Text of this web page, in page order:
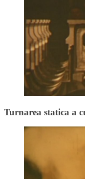
Turnarea statica a